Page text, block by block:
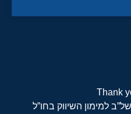
Thank
למימון השיווק בחו”ל